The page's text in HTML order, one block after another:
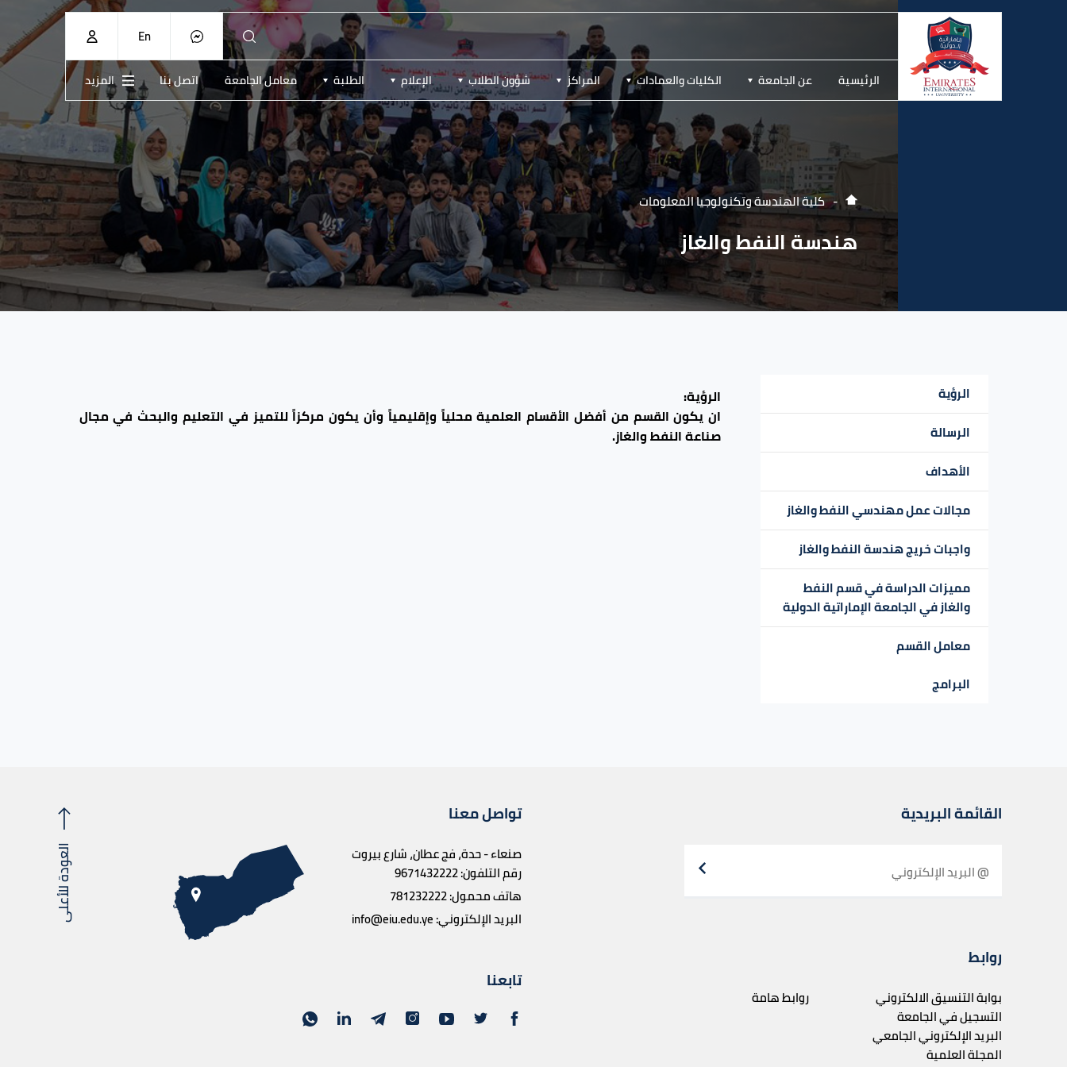
En
الرئيسية عن الجامعة الكليات والعمادات المراكز شؤون الطلاب الإعلام الطلبة معامل الجامعة اتصل بنا المزيد
كلية الهندسة وتكنولوجيا المعلومات
هندسة النفط والغاز
الرؤية
الرسالة
الأهداف
مجالات عمل مهندسي النفط والغاز
واجبات خريج هندسة النفط والغاز
مميزات الدراسة في قسم النفط
والغاز في الجامعة الإماراتية الدولية
معامل القسم
البرامج
الرؤية:
ان يكون القسم من أفضل الأقسام العلمية محلياً وإقليمياً وأن يكون مركزاً للتميز في التعليم والبحث في مجال
صناعة النفط والغاز.
العودة للأعلى
القائمة البريدية
روابط
بوابة التنسيق الالكتروني
التسجيل في الجامعة
البريد الإلكتروني الجامعي
المجلة العلمية
روابط هامة
تواصل معنا
صنعاء - حدة، فج عطان، شارع بيروت
رقم التلفون:9671432222
هاتف محمول:781232222
البريد الإلكتروني:info@eiu.edu.ye
تابعنا